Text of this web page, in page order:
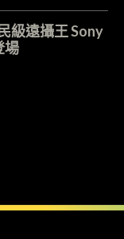
級遠攝王 Sony
場